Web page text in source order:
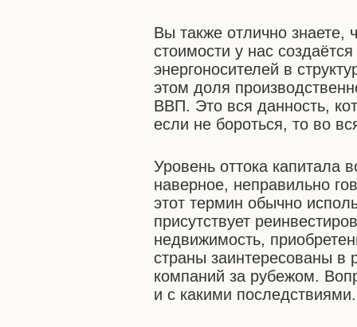
Вы также отлично знаете,
стоимости у нас
энергоносителей в
этом доля
ВВП. Это вся данность,
если не бороться, то во
Уровень оттока капитала
наверное, неправильно
этот термин обычно
присутствует
недвижимость,
страны заинтересованы в
компаний за рубежом.
и с какими последствиями.